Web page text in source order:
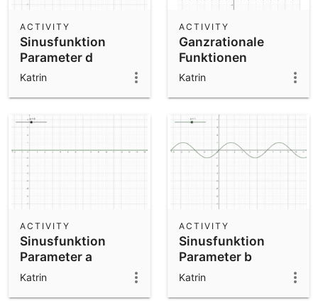
Sinusfunktion
Parameter d
ACTIVITY
Katrin
Ganzrationale
Funktionen
untersuchen
ACTIVITY
Katrin
Sinusfunktion
Parameter a
ACTIVITY
Katrin
Sinusfunktion
Parameter b
ACTIVITY
Katrin